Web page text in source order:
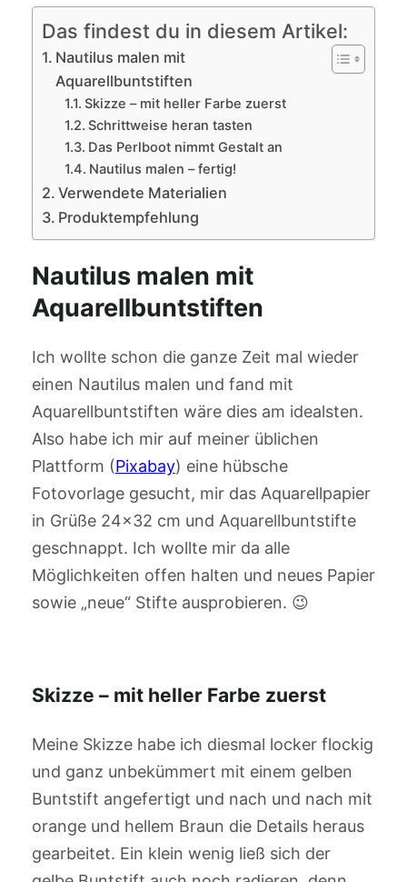
Das findest du in diesem Artikel:
Nautilus malen mit
Aquarellbuntstiften
Skizze – mit heller Farbe zuerst
Schrittweise heran tasten
Das Perlboot nimmt Gestalt an
Nautilus malen – fertig!
Verwendete Materialien
Produktempfehlung
Nautilus malen mit
Aquarellbuntstiften
Ich wollte schon die ganze Zeit mal wieder
einen Nautilus malen und fand mit
Aquarellbuntstiften wäre dies am idealsten.
Also habe ich mir auf meiner üblichen
Plattform (Pixabay) eine hübsche
Fotovorlage gesucht, mir das Aquarellpapier
in Grüße 24×32 cm und Aquarellbuntstifte
geschnappt. Ich wollte mir da alle
Möglichkeiten offen halten und neues Papier
sowie „neue“ Stifte ausprobieren. 😉
Skizze – mit heller Farbe zuerst
Meine Skizze habe ich diesmal locker flockig
und ganz unbekümmert mit einem gelben
Buntstift angefertigt und nach und nach mit
orange und hellem Braun die Details heraus
gearbeitet. Ein klein wenig ließ sich der